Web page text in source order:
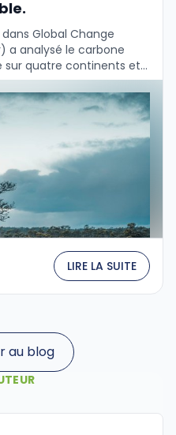
Global Change
a analysé le carbone
sur quatre continents et
des …
LIRE LA SUITE
au blog